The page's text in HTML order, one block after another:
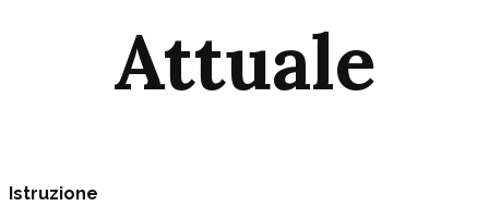
Attuale
Istruzione